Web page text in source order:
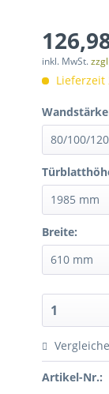
inkl. MwSt.
Lieferzeit
Breite:
Artikel-Nr.: